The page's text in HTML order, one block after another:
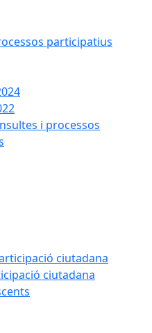
participatius
i processos
ciutadana
ciutadana